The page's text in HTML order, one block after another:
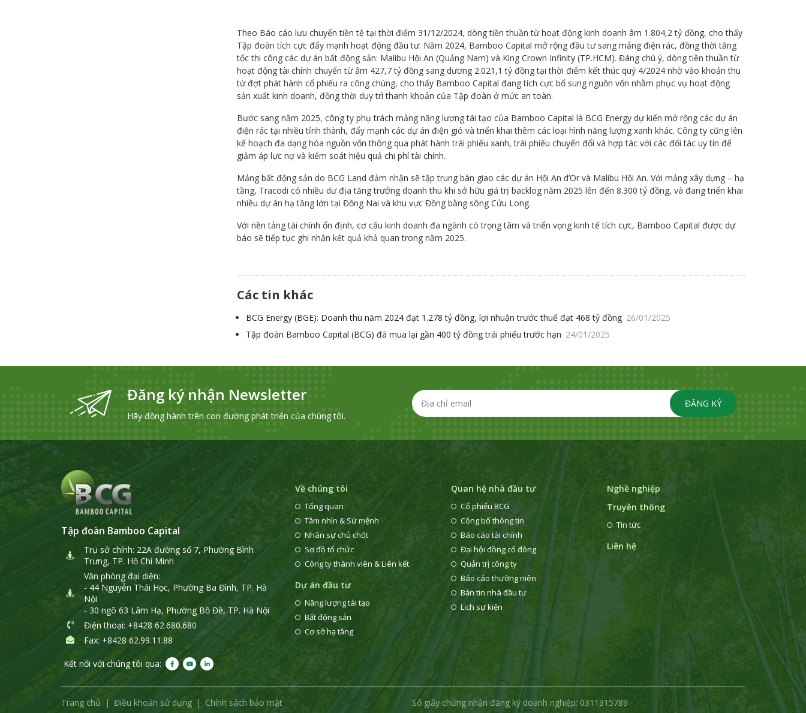
Theo Báo cáo lưu chuyển tiền tệ tại thời điểm 31/12/2024, dòng tiền thuần từ hoạt động kinh doanh âm 1.804,2 tỷ đồng, cho thấy
Tập đoàn tích cực đẩy mạnh hoạt động đầu tư. Năm 2024, Bamboo Capital mở rộng đầu tư sang mảng điện rác, đồng thời tăng
tốc thi công các dự án bất động sản: Malibu Hội An (Quảng Nam) và King Crown Infinity (TP.HCM). Đáng chú ý, dòng tiền thuần từ
hoạt động tài chính chuyển từ âm 427,7 tỷ đồng sang dương 2.021,1 tỷ đồng tại thời điểm kết thúc quý 4/2024 nhờ vào khoản thu
từ đợt phát hành cổ phiếu ra công chúng, cho thấy Bamboo Capital đang tích cực bổ sung nguồn vốn nhằm phục vụ hoạt động
sản xuất kinh doanh, đồng thời duy trì thanh khoản của Tập đoàn ở mức an toàn.
Bước sang năm 2025, công ty phụ trách mảng năng lượng tái tạo của Bamboo Capital là BCG Energy dự kiến mở rộng các dự án
điện rác tại nhiều tỉnh thành, đẩy mạnh các dự án điện gió và triển khai thêm các loại hình năng lượng xanh khác. Công ty cũng lên
kế hoạch đa dạng hóa nguồn vốn thông qua phát hành trái phiếu xanh, trái phiếu chuyển đổi và hợp tác với các đối tác uy tín để
giảm áp lực nợ và kiểm soát hiệu quả chi phí tài chính.
Mảng bất động sản do BCG Land đảm nhận sẽ tập trung bàn giao các dự án Hội An d’Or và Malibu Hội An. Với mảng xây dựng – hạ
tầng, Tracodi có nhiều dư địa tăng trưởng doanh thu khi sở hữu giá trị backlog năm 2025 lên đến 8.300 tỷ đồng, và đang triển khai
nhiều dự án hạ tầng lớn tại Đồng Nai và khu vực Đồng bằng sông Cửu Long.
Với nền tảng tài chính ổn định, cơ cấu kinh doanh đa ngành có trọng tâm và triển vọng kinh tế tích cực, Bamboo Capital được dự
báo sẽ tiếp tục ghi nhận kết quả khả quan trong năm 2025.
Các tin khác
BCG Energy (BGE): Doanh thu năm 2024 đạt 1.278 tỷ đồng, lợi nhuận trước thuế đạt 468 tỷ đồng 26/01/2025
Tập đoàn Bamboo Capital (BCG) đã mua lại gần 400 tỷ đồng trái phiếu trước hạn 24/01/2025
Đăng ký nhận Newsletter
Hãy đồng hành trên con đường phát triển của chúng tôi.
ĐĂNG KÝ
Tập đoàn Bamboo Capital
Trụ sở chính: 22A đường số 7, Phường Bình
Trưng, TP. Hồ Chí Minh
Văn phòng đại diện:
- 44 Nguyễn Thái Học, Phường Ba Đình, TP. Hà
Nội
- 30 ngõ 63 Lâm Hạ, Phường Bồ Đề, TP. Hà Nội
Điện thoại: +8428 62.680.680
Fax: +8428 62.99.11.88
Kết nối với chúng tôi qua:
Về chúng tôi
Tổng quan
Tầm nhìn & Sứ mệnh
Nhân sự chủ chốt
Sơ đồ tổ chức
Công ty thành viên & Liên kết
Dự án đầu tư
Năng lượng tái tạo
Bất động sản
Cơ sở hạ tầng
Quan hệ nhà đầu tư
Cổ phiếu BCG
Công bố thông tin
Báo cáo tài chính
Đại hội đồng cổ đông
Quản trị công ty
Báo cáo thường niên
Bản tin nhà đầu tư
Lịch sự kiện
Nghề nghiệp
Truyền thông
Tin tức
Liên hệ
Trang chủ Điều khoản sử dụng
Chính sách bảo mật
Số giấy chứng nhận đăng ký doanh nghiệp: 0311315789